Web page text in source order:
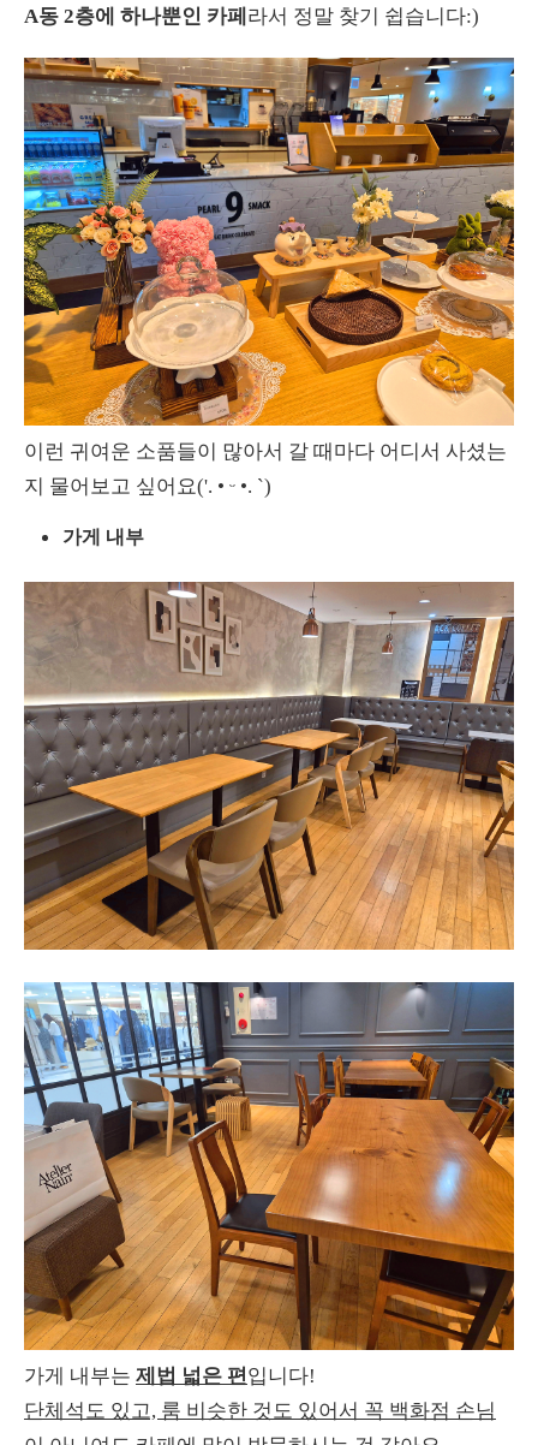
A동 2층에 하나뿐인 카페 라서 정말 찾기 쉽습니다:)
이런 귀여운 소품들이 많아서 갈 때마다 어디서 사셨는
지 물어보고 싶어요('. • ᵕ •. `)
가게 내부
가게 내부는 제법 넓은 편입니다!
단체석도 있고, 룸 비슷한 것도 있어서 꼭 백화점 손님